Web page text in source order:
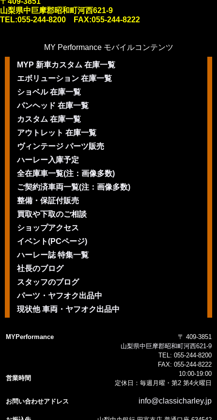
山梨県中巨摩郡昭和町河西621-9
TEL:055-244-8200 FAX:055-244-8222
MY Performance モバイルコンテンツ
MYP 新車カスタム 在庫一覧
エボリューション 在庫一覧
ショベル 在庫一覧
パンヘッド 在庫一覧
カスタム 在庫一覧
アウトレット 在庫一覧
ヴィンテージ パーツ販売
ハーレー入庫予定
全在庫車一覧(注：画像多数)
ご契約済車両一覧(注：画像多数)
整備・保証付販売
買取や下取のご相談
ショップアクセス
イベント(PCページ)
ハーレー誌 特集一覧
社長のブログ
スタッフのブログ
パーツ・ヤフオク出品中
現状他 車両・ヤフオク出品中
MYPerformance
〒 409-3851
山梨県中巨摩郡昭和町河西621-9
TEL: 055-244-8200
FAX: 055-244-8222
営業時間
10:00-19:00
定休日：毎週月曜・第2 第4火曜日
お問い合わせアドレス info@classicharley.jp